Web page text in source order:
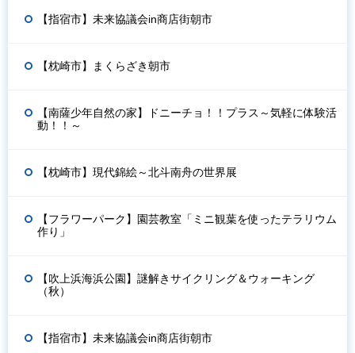
【指宿市】未来協議会in商店街朝市
【枕崎市】まくらざき朝市
【南薩少年自然の家】ドニーチョ！！プラス～気軽に体験活
動！！～
【枕崎市】現代錦絵～北斗南舟の世界展
【フラワーパーク】園芸教室「ミニ観葉を使ったテラリウム
作り」
【吹上浜海浜公園】謎解きサイクリング＆ウォーキング
（秋）
【指宿市】未来協議会in商店街朝市